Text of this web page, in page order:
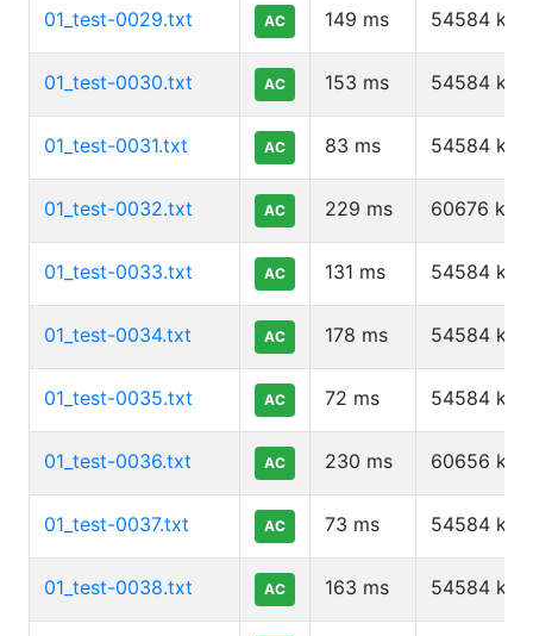
01_test-0029.txt AC 149 ms 54584 kb
01_test-0030.txt AC 153 ms 54584 kb
01_test-0031.txt AC 83 ms 54584 kb
01_test-0032.txt AC 229 ms 60676 kb
01_test-0033.txt AC 131 ms 54584 kb
01_test-0034.txt AC 178 ms 54584 kb
01_test-0035.txt AC 72 ms 54584 kb
01_test-0036.txt AC 230 ms 60656 kb
01_test-0037.txt AC 73 ms 54584 kb
01_test-0038.txt AC 163 ms 54584 kb